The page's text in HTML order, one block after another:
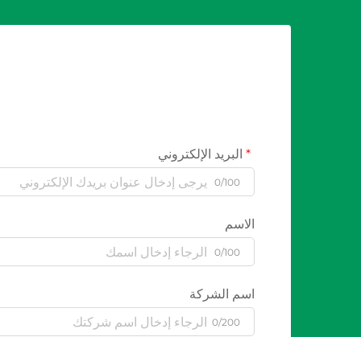
البريد الإلكتروني
0/100
الاسم
0/100
اسم الشركة
0/200